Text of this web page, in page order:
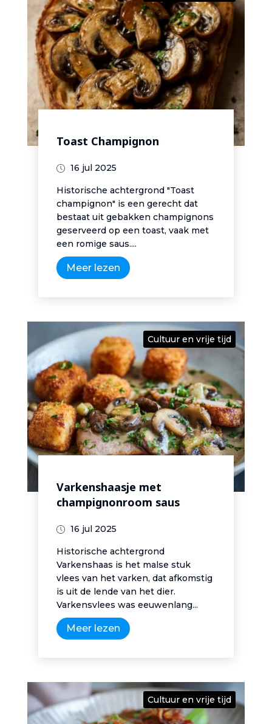
Toast Champignon
16 jul 2025
Historische achtergrond "Toast
champignon" is een gerecht dat
bestaat uit gebakken champignons
geserveerd op een toast, vaak met
een romige saus....
Meer lezen
Cultuur en vrije tijd
Varkenshaasje met
champignonroom saus
16 jul 2025
Historische achtergrond
Varkenshaas is het malse stuk
vlees van het varken, dat afkomstig
is uit de lende van het dier.
Varkensvlees was eeuwenlang...
Meer lezen
Cultuur en vrije tijd